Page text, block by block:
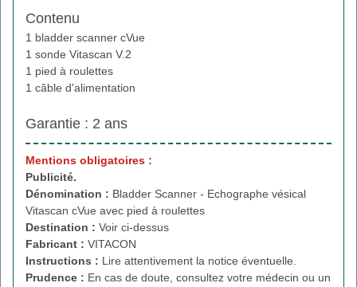
Contenu
1 bladder scanner cVue
1 sonde Vitascan V.2
1 pied à roulettes
1 câble d'alimentation
Garantie : 2 ans
Mentions obligatoires :
Publicité.
Dénomination : Bladder Scanner - Echographe vésical
Vitascan cVue avec pied à roulettes
Destination : Voir ci-dessus
Fabricant : VITACON
Instructions : Lire attentivement la notice éventuelle.
Prudence : En cas de doute, consultez votre médecin ou un